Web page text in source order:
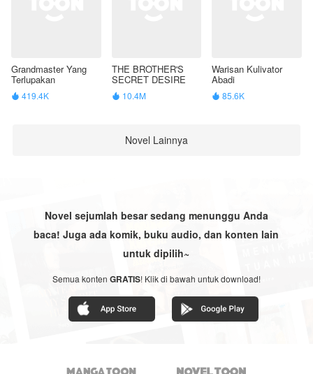
Grandmaster Yang
Terlupakan
 419.4K
THE BROTHER'S
SECRET DESIRE
 10.4M
Warisan Kulivator
Abadi
 85.6K
Novel Lainnya
Novel sejumlah besar sedang menunggu Anda
baca! Juga ada komik, buku audio, dan konten lain
untuk dipilih~
Semua konten GRATIS! Klik di bawah untuk download!